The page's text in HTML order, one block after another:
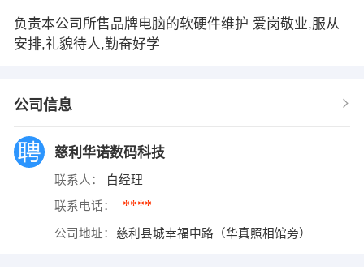
负责本公司所售品牌电脑的软硬件维护 爱岗敬业,服从
安排,礼貌待人,勤奋好学
公司信息
慈利华诺数码科技
联系人： 白经理
联系电话： ****
公司地址： 慈利县城幸福中路（华真照相馆旁）